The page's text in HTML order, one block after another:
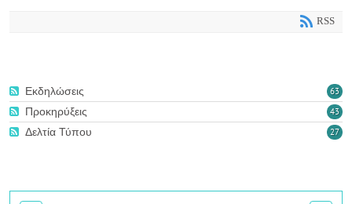
RSS
63
Εκδηλώσεις
43
Προκηρύξεις
27
Δελτία Τύπου